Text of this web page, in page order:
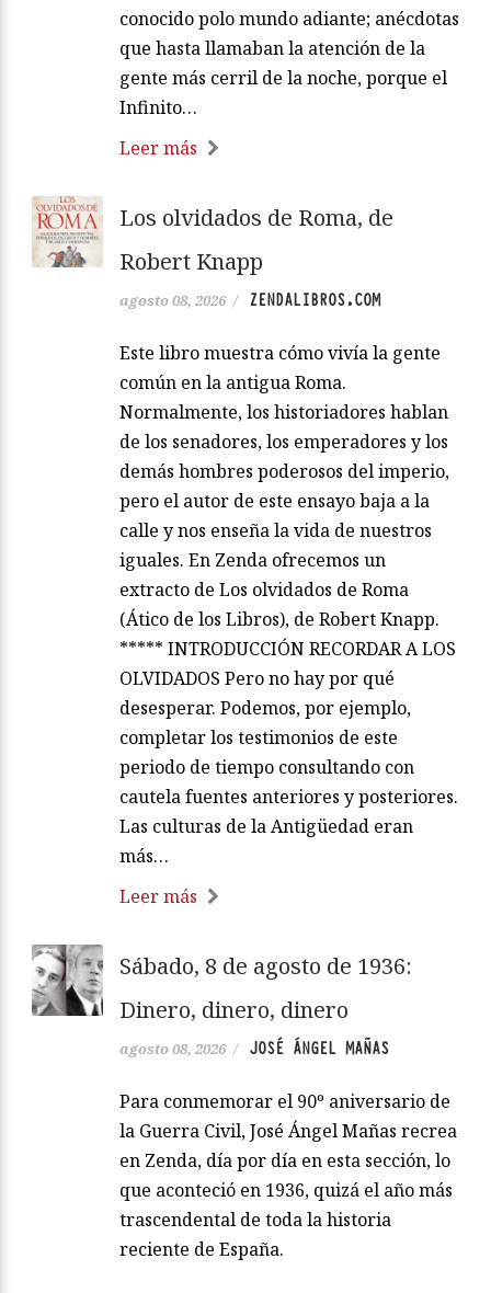
conocido polo mundo adiante; anécdotas
que hasta llamaban la atención de la
gente más cerril de la noche, porque el
Infinito…
Leer más
Los olvidados de Roma, de
Robert Knapp
agosto 08, 2026 / ZENDALIBROS.COM
Este libro muestra cómo vivía la gente
común en la antigua Roma.
Normalmente, los historiadores hablan
de los senadores, los emperadores y los
demás hombres poderosos del imperio,
pero el autor de este ensayo baja a la
calle y nos enseña la vida de nuestros
iguales. En Zenda ofrecemos un
extracto de Los olvidados de Roma
(Ático de los Libros), de Robert Knapp.
***** INTRODUCCIÓN RECORDAR A LOS
OLVIDADOS Pero no hay por qué
desesperar. Podemos, por ejemplo,
completar los testimonios de este
periodo de tiempo consultando con
cautela fuentes anteriores y posteriores.
Las culturas de la Antigüedad eran
más…
Leer más
Sábado, 8 de agosto de 1936:
Dinero, dinero, dinero
agosto 08, 2026 / JOSÉ ÁNGEL MAÑAS
Para conmemorar el 90º aniversario de
la Guerra Civil, José Ángel Mañas recrea
en Zenda, día por día en esta sección, lo
que aconteció en 1936, quizá el año más
trascendental de toda la historia
reciente de España.